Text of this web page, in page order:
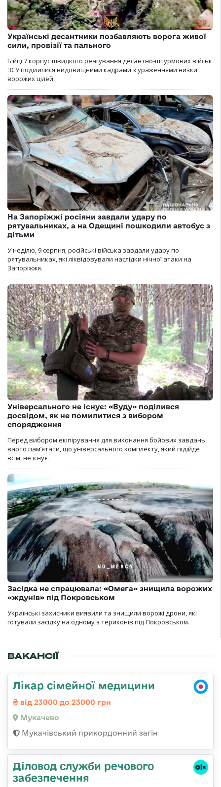
Українські десантники позбавляють ворога живої
сили, провізії та пального
Бійці 7 корпус швидкого реагування десантно-штурмових військ
ЗСУ поділилися видовищними кадрами з ураженнями низки
ворожих цілей.
На Запоріжжі росіяни завдали удару по
рятувальниках, а на Одещині пошкодили автобус з
дітьми
У неділю, 9 серпня, російські війська завдали удару по
рятувальниках, які ліквідовували наслідки нічної атаки на
Запоріжжя.
Універсального не існує: «Вуду» поділився
досвідом, як не помилитися з вибором
спорядження
Перед вибором екіпірування для виконання бойових завдань
варто пам’ятати, що універсального комплекту, який підійде
всім, не існує.
Засідка не спрацювала: «Омега» знищила ворожих
«ждунів» під Покровськом
Українські захисники виявили та знищили ворожі дрони, які
готували засідку на одному з териконів під Покровськом.
ВАКАНСІЇ
Лікар сімейної медицини
від 23000 до 23000 грн
Мукачево
Мукачівський прикордонний загін
Діловод служби речового
забезпечення